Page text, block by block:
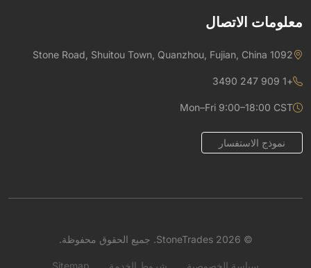
معلومات الاتصال
1092 Stone Road, Shuitou Town, Quanzhou, Fujian, China
+1 909 247 3490
Mon–Fri 9:00–18:00 CST
نموذج الاستفسار
© 2026 StoneTrades. جميع الحقوق محفوظة.